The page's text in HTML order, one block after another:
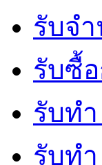
รับจํ
รับซื้
รับทำ
รับท